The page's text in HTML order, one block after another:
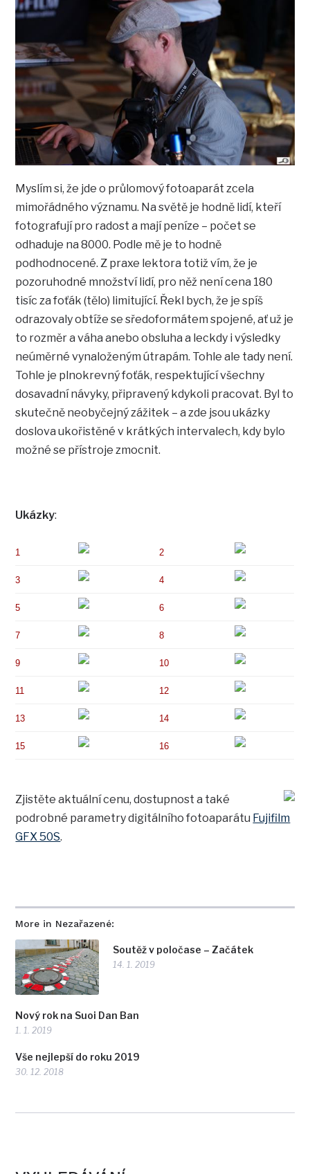
More in Nezařazené:
Soutěž v poločase – Začátek
14. 1. 2019
Nový rok na Suoi Dan Ban
1. 1. 2019
Vše nejlepší do roku 2019
30. 12. 2018
Myslím si, že jde o průlomový fotoaparát zcela
mimořádného významu. Na světě je hodně lidí, kteří
fotografují pro radost a mají peníze – počet se
odhaduje na 8000. Podle mě je to hodně
podhodnocené. Z praxe lektora totiž vím, že je
pozoruhodné množství lidí, pro něž není cena 180
tisíc za foťák (tělo) limitující. Řekl bych, že je spíš
odrazovaly obtíže se sředoformátem spojené, ať už je
to rozměr a váha anebo obsluha a leckdy i výsledky
neúměrné vynaloženým útrapám. Tohle ale tady není.
Tohle je plnokrevný foťák, respektující všechny
dosavadní návyky, připravený kdykoli pracovat. Byl to
skutečně neobyčejný zážitek – a zde jsou ukázky
doslova ukořistěné v krátkých intervalech, kdy bylo
možné se přístroje zmocnit.
Ukázky:
1 2
3 4
5 6
7 8
9 10
11 12
13 14
15 16
Zjistěte aktuální cenu, dostupnost a také
podrobné parametry digitálního fotoaparátu Fujifilm
GFX 50S.